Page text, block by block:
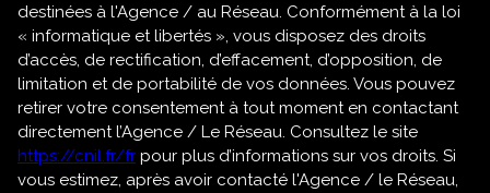
destinées à l'Agence / au Réseau. Conformément à la loi
« informatique et libertés », vous disposez des droits
d’accès, de rectification, d’effacement, d’opposition, de
limitation et de portabilité de vos données. Vous pouvez
retirer votre consentement à tout moment en contactant
directement l’Agence / Le Réseau. Consultez le site
https://cnil.fr/fr pour plus d’informations sur vos droits. Si
vous estimez, après avoir contacté l'Agence / le Réseau,